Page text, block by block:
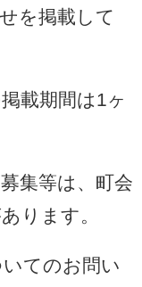
を掲載して
載期間は1ヶ
集等は、町会
ります。
てのお問い